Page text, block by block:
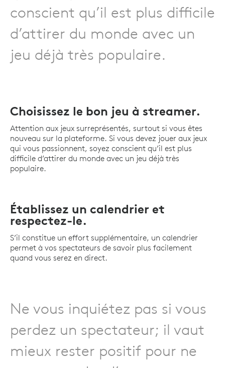
conscient qu’il est plus difficile
d’attirer du monde avec un
jeu déjà très populaire.
Choisissez le bon jeu à streamer.
Attention aux jeux surreprésentés, surtout si vous êtes
nouveau sur la plateforme. Si vous devez jouer aux jeux
qui vous passionnent, soyez conscient qu’il est plus
difficile d’attirer du monde avec un jeu déjà très
populaire.
Établissez un calendrier et
respectez-le.
S’il constitue un effort supplémentaire, un calendrier
permet à vos spectateurs de savoir plus facilement
quand vous serez en direct.
Ne vous inquiétez pas si vous
perdez un spectateur; il vaut
mieux rester positif pour ne